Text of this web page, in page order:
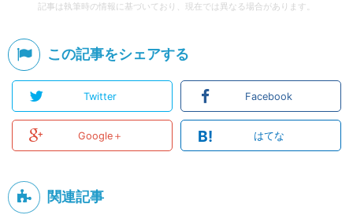
記事は執筆時の情報に基づいており、現在では異なる場合があります。
この記事をシェアする
Twitter Facebook
Google＋ B! はてな
関連記事